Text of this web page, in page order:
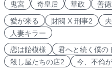
鬼宮
奇皇后 華政 善
愛が来る 財閥 X 刑事2
人妻キラー
恋は飴模様
君へと続く僕の
殺し屋たちの店2
今、不倫